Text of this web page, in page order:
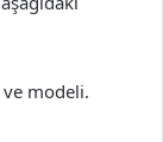
modeli.